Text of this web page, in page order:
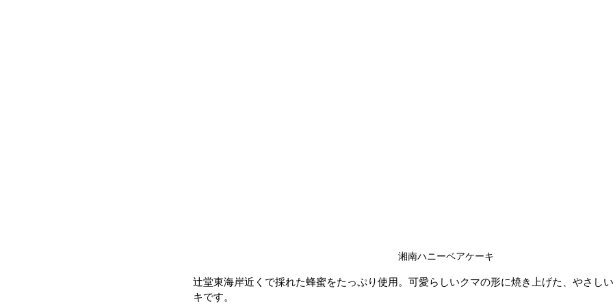
湘南ハニーベアケーキ
辻堂東海岸近くで採れた蜂蜜をたっぷり使用。可愛らしいクマの形に焼き上げた、やさし
キです。